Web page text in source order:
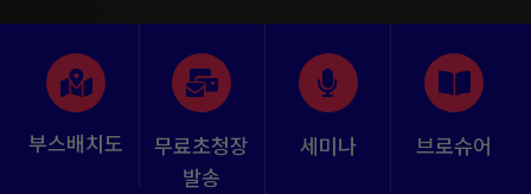
부스배치도
무료초청장
발송
세미나 브로슈어